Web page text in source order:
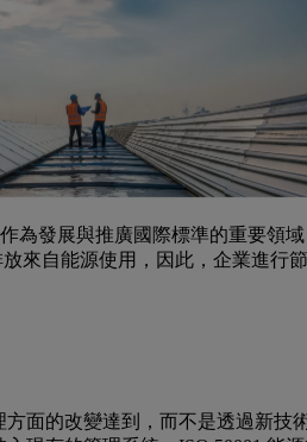
為發展與推廣國際標準的重要領
來自能源使用，因此，企業進行
面的改變達到，而不是透過新